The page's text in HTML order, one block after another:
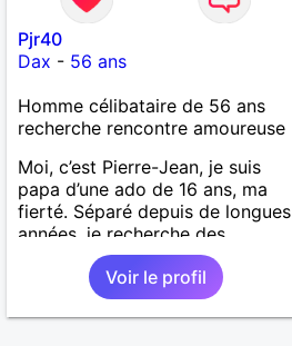
Pjr40
Dax - 56 ans
Homme célibataire de 56 ans
recherche rencontre amoureuse
Moi, c’est Pierre-Jean, je suis
papa d’une ado de 16 ans, ma
fierté. Séparé depuis de longues
années, je recherche des
affinités amicales afin de
rompre une solitude parfois
difficile à gérer ainsi que casser
le vague à l’âme. L’amitié reste
Voir le profil